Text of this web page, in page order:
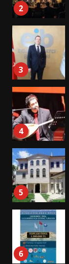
2
3
4
5
6